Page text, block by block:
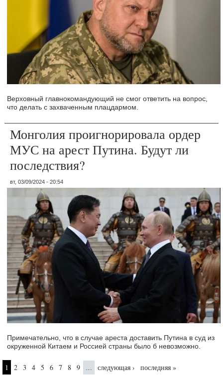
Верховный главнокомандующий не смог ответить на вопрос,
что делать с захваченным плацдармом.
Монголия проигнорировала ордер
МУС на арест Путина. Будут ли
последствия?
вт, 03/09/2024 - 20:54
Примечательно, что в случае ареста доставить Путина в суд из
окруженной Китаем и Россией страны было б невозможно.
Страницы
1 2 3 4 5 6 7 8 9 … следующая › последняя »